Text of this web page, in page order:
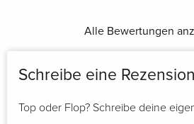
Alle Bewertungen
Schreibe eine Rezension
Top oder Flop? Schreibe deine